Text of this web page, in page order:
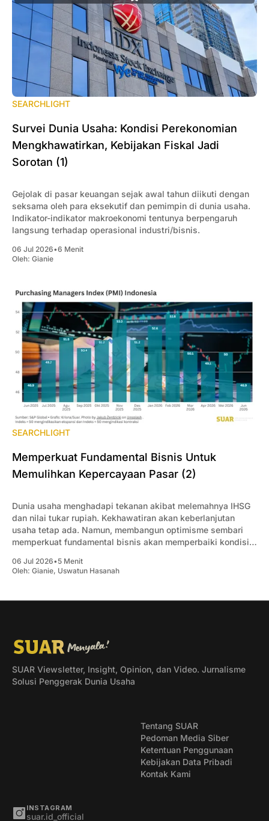
SEARCHLIGHT
Survei Dunia Usaha: Kondisi Perekonomian
Mengkhawatirkan, Kebijakan Fiskal Jadi
Sorotan (1)
Gejolak di pasar keuangan sejak awal tahun diikuti dengan
seksama oleh para eksekutif dan pemimpin di dunia usaha.
Indikator-indikator makroekonomi tentunya berpengaruh
langsung terhadap operasional industri/bisnis.
06 Jul 2026•6 Menit
Oleh: Gianie
SEARCHLIGHT
Memperkuat Fundamental Bisnis Untuk
Memulihkan Kepercayaan Pasar (2)
Dunia usaha menghadapi tekanan akibat melemahnya IHSG
dan nilai tukar rupiah. Kekhawatiran akan keberlanjutan
usaha tetap ada. Namun, membangun optimisme sembari
memperkuat fundamental bisnis akan memperbaiki kondisi
06 Jul 2026•5 Menit
Oleh: Gianie, Uswatun Hasanah
SUAR Viewsletter, Insight, Opinion, dan Video. Jurnalisme
Solusi Penggerak Dunia Usaha
Tentang SUAR
Pedoman Media Siber
Ketentuan Penggunaan
Kebijakan Data Pribadi
Kontak Kami
INSTAGRAM
suar.id_official